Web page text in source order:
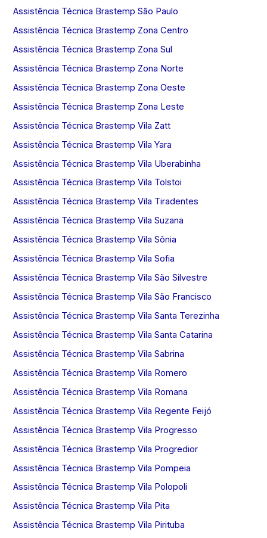
Assistência Técnica Brastemp São Paulo
Assistência Técnica Brastemp Zona Centro
Assistência Técnica Brastemp Zona Sul
Assistência Técnica Brastemp Zona Norte
Assistência Técnica Brastemp Zona Oeste
Assistência Técnica Brastemp Zona Leste
Assistência Técnica Brastemp Vila Zatt
Assistência Técnica Brastemp Vila Yara
Assistência Técnica Brastemp Vila Uberabinha
Assistência Técnica Brastemp Vila Tolstoi
Assistência Técnica Brastemp Vila Tiradentes
Assistência Técnica Brastemp Vila Suzana
Assistência Técnica Brastemp Vila Sônia
Assistência Técnica Brastemp Vila Sofia
Assistência Técnica Brastemp Vila São Silvestre
Assistência Técnica Brastemp Vila São Francisco
Assistência Técnica Brastemp Vila Santa Terezinha
Assistência Técnica Brastemp Vila Santa Catarina
Assistência Técnica Brastemp Vila Sabrina
Assistência Técnica Brastemp Vila Romero
Assistência Técnica Brastemp Vila Romana
Assistência Técnica Brastemp Vila Regente Feijó
Assistência Técnica Brastemp Vila Progresso
Assistência Técnica Brastemp Vila Progredior
Assistência Técnica Brastemp Vila Pompeia
Assistência Técnica Brastemp Vila Polopoli
Assistência Técnica Brastemp Vila Pita
Assistência Técnica Brastemp Vila Pirituba